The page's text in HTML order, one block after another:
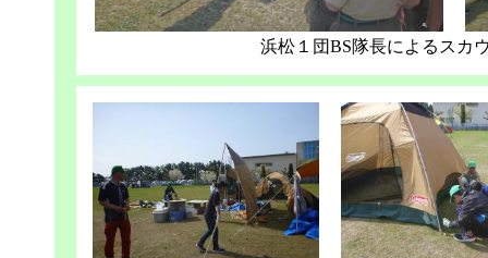
浜松１団BS隊長によるスカ